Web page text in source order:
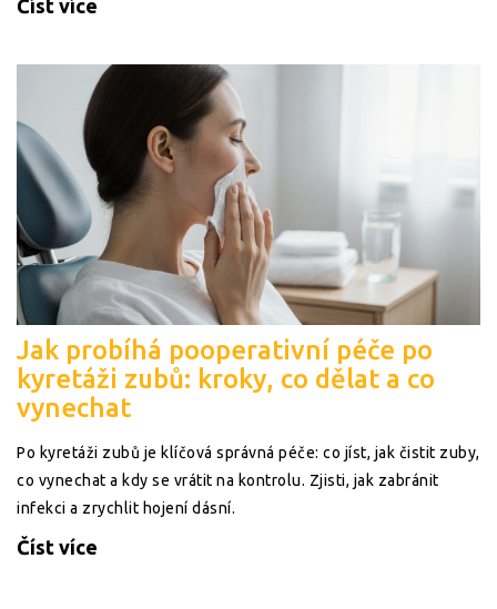
Číst více
Jak probíhá pooperativní péče po
kyretáži zubů: kroky, co dělat a co
vynechat
Po kyretáži zubů je klíčová správná péče: co jíst, jak čistit zuby,
co vynechat a kdy se vrátit na kontrolu. Zjisti, jak zabránit
infekci a zrychlit hojení dásní.
Číst více